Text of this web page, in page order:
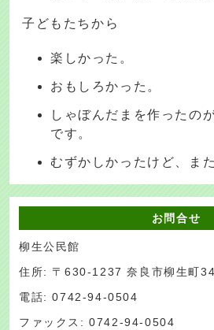
子どもたちから
楽しかった。
おもしろかった。
しゃぼんだまを作ったの
です。
むずかしかったけど、ま
お問合せ
柳生公民館
住所: 〒630-1237 奈良市柳生町
電話: 0742-94-0504
ファックス: 0742-94-0504